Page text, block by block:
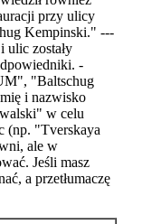
przy ulicy
Kempinski." ---
ulic zostały
-
"Baltschug
i nazwisko
w celu
(np. "Tverskaya
ale w
Jeśli masz
a przetłumaczę